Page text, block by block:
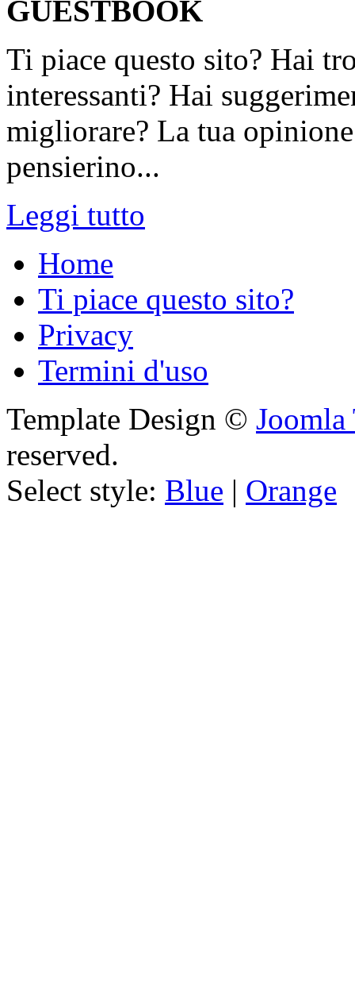
GUESTBOOK
Ti piace questo sito? Hai
interessanti? Hai
migliorare? La tua
pensierino...
Leggi tutto
Home
Ti piace questo sito?
Privacy
Termini d'uso
Template Design © Joomla
reserved.
Select style: Blue | Orange